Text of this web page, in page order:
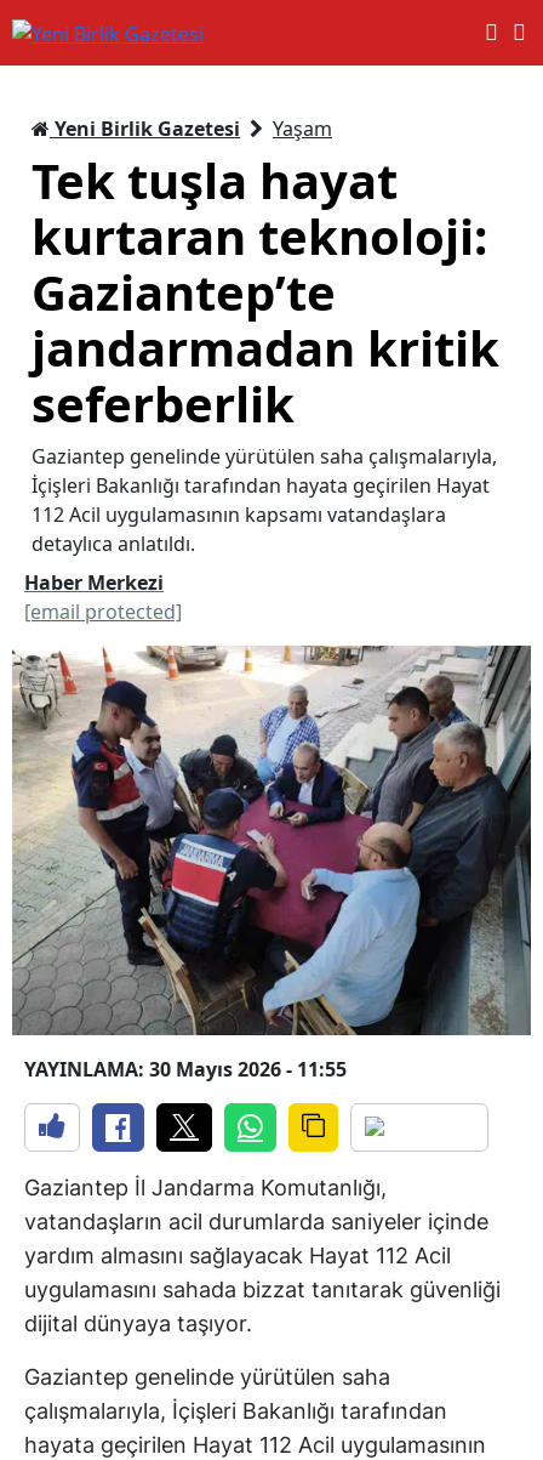
Yeni Birlik Gazetesi Yaşam
Tek tuşla hayat
kurtaran teknoloji:
Gaziantep’te
jandarmadan kritik
seferberlik
Gaziantep genelinde yürütülen saha çalışmalarıyla,
İçişleri Bakanlığı tarafından hayata geçirilen Hayat
112 Acil uygulamasının kapsamı vatandaşlara
detaylıca anlatıldı.
Haber Merkezi
[email protected]
YAYINLAMA: 30 Mayıs 2026 - 11:55
Gaziantep İl Jandarma Komutanlığı,
vatandaşların acil durumlarda saniyeler içinde
yardım almasını sağlayacak Hayat 112 Acil
uygulamasını sahada bizzat tanıtarak güvenliği
dijital dünyaya taşıyor.
Gaziantep genelinde yürütülen saha
çalışmalarıyla, İçişleri Bakanlığı tarafından
hayata geçirilen Hayat 112 Acil uygulamasının